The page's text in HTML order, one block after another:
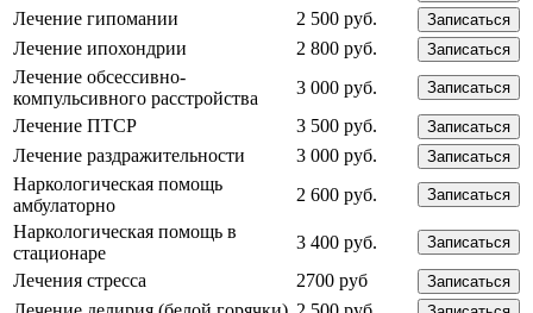
Лечение гипомании 2 500 руб. Записаться
Лечение ипохондрии 2 800 руб. Записаться
Лечение обсессивно-
компульсивного расстройства
3 000 руб. Записаться
Лечение ПТСР 3 500 руб. Записаться
Лечение раздражительности 3 000 руб. Записаться
Наркологическая помощь
амбулаторно
2 600 руб. Записаться
Наркологическая помощь в
стационаре
3 400 руб. Записаться
Лечения стресса 2700 руб Записаться